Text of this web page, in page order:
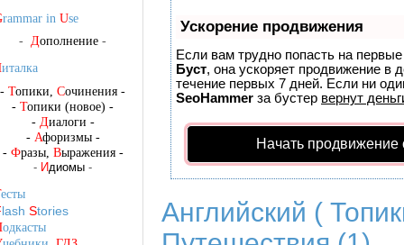
Ускорение продвижения
Если вам трудно попасть на
Буст, она ускоряет продвижение в
течение первых 7 дней. Если ни
SeoHammer за бустер вернут
Начать продвижение
Английский (
rammar in Use
- Дополнение -
италка
- Топики, Сочинения -
- Топики (новое) -
- Диалоги -
- Афоризмы-
- Фразы, Выражения-
- Идиомы -
есты
lash Stories
одкасты